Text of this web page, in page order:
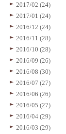
2017/02 (24)
2017/01 (24)
2016/12 (24)
2016/11 (28)
2016/10 (28)
2016/09 (26)
2016/08 (30)
2016/07 (27)
2016/06 (26)
2016/05 (27)
2016/04 (29)
2016/03 (29)